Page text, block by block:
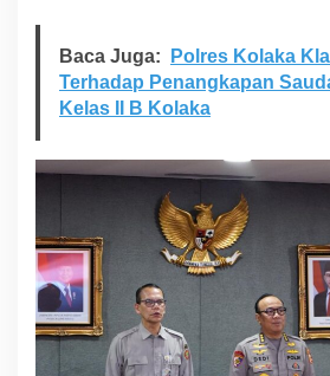
Baca Juga:
Polres Kolaka
Terhadap Penangkapan
Kelas II B Kolaka